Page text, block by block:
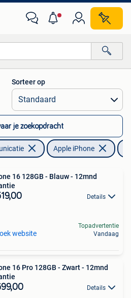
afstanden…
Sorteer op
je zoekopdracht
Apple iPhone
16 128GB - Blauw - 12mnd
Details
website
Topadvertentie
Vandaag
16 Pro 128GB - Zwart - 12mnd
Details